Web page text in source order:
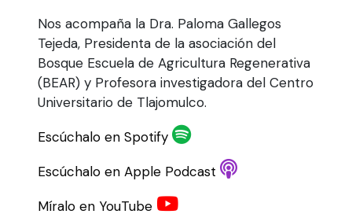
Nos acompaña la Dra. Paloma Gallegos
Tejeda, Presidenta de la asociación del
Bosque Escuela de Agricultura Regenerativa
(BEAR) y Profesora investigadora del Centro
Universitario de Tlajomulco.
Escúchalo en Spotify
Escúchalo en Apple Podcast
Míralo en YouTube